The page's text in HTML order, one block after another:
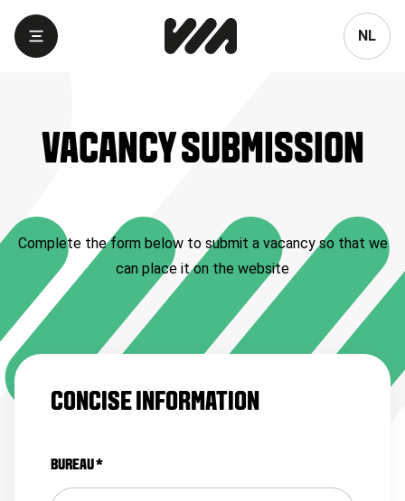
NL
VACANCY SUBMISSION
Complete the form below to submit a vacancy so that we
can place it on the website
CONCISE INFORMATION
BUREAU*